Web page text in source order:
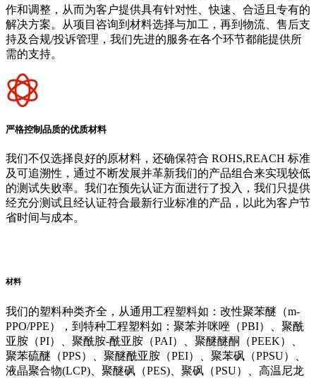
作和调整，从而为客户提供具有针对性、快速、合适且专有的
解决方案。从项目咨询到材料选择与加工，再到物流、售后支
持及合规/投诉管理，我们先进的服务在各个环节都能提供所
需的支持。
严格控制品质的优质材料
我们不仅选择良好的原材料，还确保符合 ROHS,REACH 标准
及可追溯性，通过不断发展并革新我们的产品组合来实现较低
的测试失败率。我们在预先认证方面进行了投入，我们只提供
经充分测试且经认证符合最新行业标准的产品，以此为客户节
省时间与成本。
材料
我们的塑料种类齐全，从通用工程塑料如：改性聚苯醚（m-
PPO/PPE），到特种工程塑料如：聚苯并咪唑（PBI）、聚酰
亚胺（PI）、聚酰胺-酰亚胺（PAI）、聚醚醚酮（PEEK）、
聚苯硫醚（PPS）、聚醚酰亚胺（PEI）、聚苯砜（PPSU）、
液晶聚合物(LCP)、聚醚砜（PES)、聚砜（PSU）、高温尼龙